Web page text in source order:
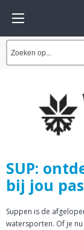
SUP:
bij jou
Suppen is de
watersporten. Of je